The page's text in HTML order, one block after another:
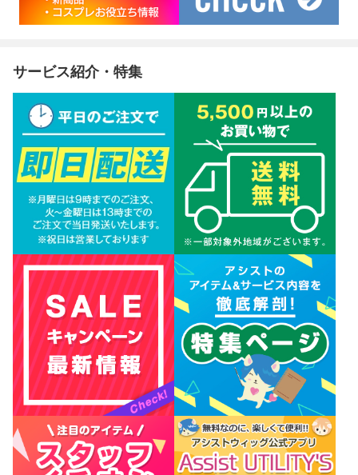
サービス紹介・特集